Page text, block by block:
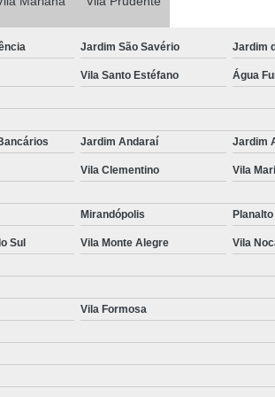
Laudo Completo
Laudo Completo para Transferência
Laudo de Transferência
Laudo para Transferência de Veículo
Laudo para Transferência
Perícia Cautelar Automotiva
Perícia
Perícia Cautelar de Veículos
Perícia Cautelar para Carros
Perícia Cautelar para
Vistoria de Identificação Veicular
Jardim São Savério Jardim
Vila Santo Estéfano
Água
Jardim Andaraí Jardim
Vila Clementino
Vila
Mirandópolis
Sul Vila Monte Alegre Vila
Vila Formosa